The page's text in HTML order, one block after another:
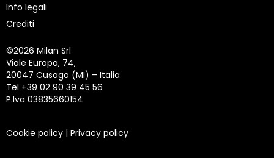
Info legali
Crediti
©2026 Milan Srl
Viale Europa, 74,
20047 Cusago (MI) – Italia
Tel +39 02 90 39 45 56
P.Iva 03835660154
Cookie policy | Privacy policy